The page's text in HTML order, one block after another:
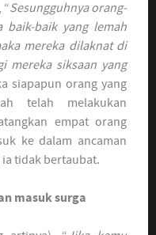
Sesungguhnya orang-
baik-baik yang lemah
mereka dilaknat di
mereka siksaan yang
siapapun orang yang
telah melakukan
empat orang
ke dalam ancaman
ia tidak bertaubat.
masuk surga